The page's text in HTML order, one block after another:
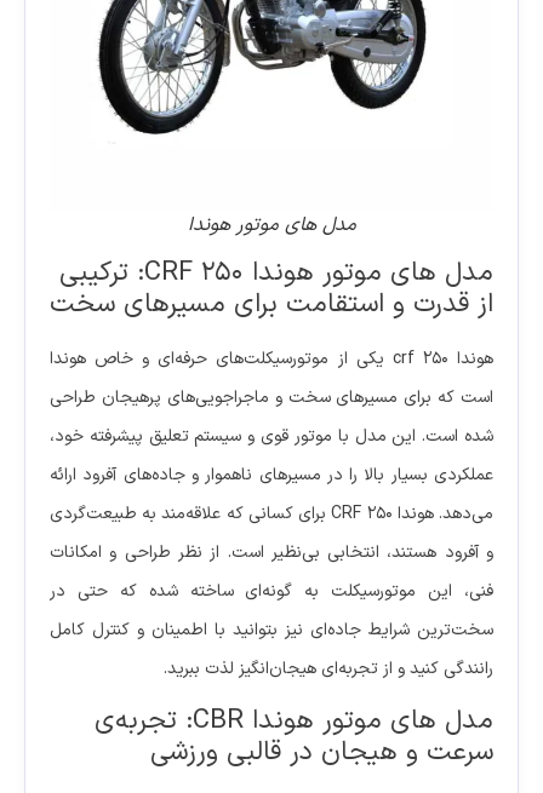
مدل های موتور هوندا
مدل های موتور هوندا CRF 250: ترکیبی
از قدرت و استقامت برای مسیرهای سخت
هوندا crf 250 یکی از موتورسیکلت‌های حرفه‌ای و خاص هوندا
است که برای مسیرهای سخت و ماجراجویی‌های پرهیجان طراحی
شده است. این مدل با موتور قوی و سیستم تعلیق پیشرفته خود،
عملکردی بسیار بالا را در مسیرهای ناهموار و جاده‌های آفرود ارائه
می‌دهد. هوندا CRF 250 برای کسانی که علاقه‌مند به طبیعت‌گردی
و آفرود هستند، انتخابی بی‌نظیر است. از نظر طراحی و امکانات
فنی، این موتورسیکلت به گونه‌ای ساخته شده که حتی در
سخت‌ترین شرایط جاده‌ای نیز بتوانید با اطمینان و کنترل کامل
رانندگی کنید و از تجربه‌ای هیجان‌انگیز لذت ببرید.
مدل های موتور هوندا CBR: تجربه‌ی
سرعت و هیجان در قالبی ورزشی